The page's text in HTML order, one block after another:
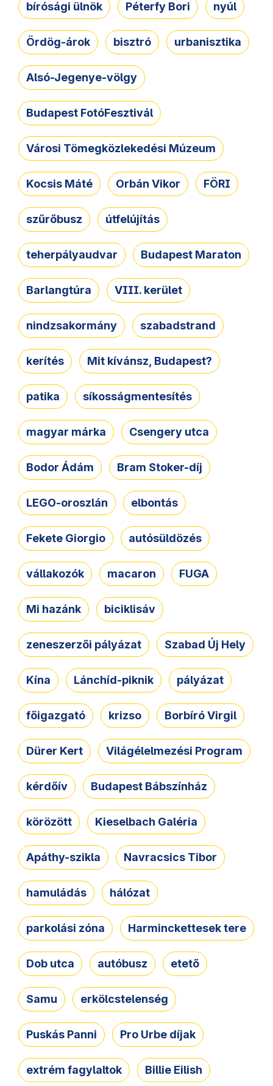
bírósági ülnök Péterfy Bori nyúl
Ördög-árok bisztró urbanisztika
Alsó-Jegenye-völgy
Budapest FotóFesztivál
Városi Tömegközlekedési Múzeum
Kocsis Máté Orbán Vikor FÖRI
szűrőbusz útfelújítás
teherpályaudvar Budapest Maraton
Barlangtúra VIII. kerület
nindzsakormány szabadstrand
kerítés Mit kívánsz, Budapest?
patika síkosságmentesítés
magyar márka Csengery utca
Bodor Ádám Bram Stoker-díj
LEGO-oroszlán elbontás
Fekete Giorgio autósüldözés
vállakozók macaron FUGA
Mi hazánk biciklisáv
zeneszerzői pályázat Szabad Új Hely
Kína Lánchíd-piknik pályázat
főigazgató krizso Borbíró Virgil
Dürer Kert Világélelmezési Program
kérdőív Budapest Bábszínház
körözött Kieselbach Galéria
Apáthy-szikla Navracsics Tibor
hamuládás hálózat
parkolási zóna Harminckettesek tere
Dob utca autóbusz etető
Samu erkölcstelenség
Puskás Panni Pro Urbe díjak
extrém fagylaltok Billie Eilish